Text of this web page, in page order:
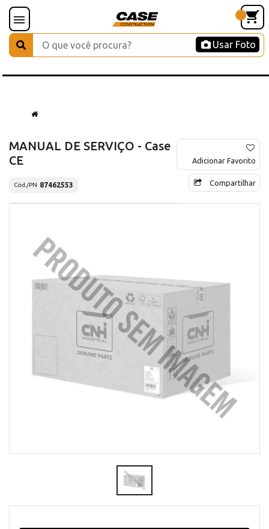
Usar Foto
MANUAL DE SERVIÇO - Case
CE
Cód./PN 87462553
Adicionar Favorito
Compartilhar